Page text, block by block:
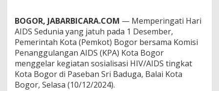
t
m
e
n
T
a
n
g
BOGOR, JABARBICARA.COM — Memperingati Hari
AIDS Sedunia yang jatuh pada 1 Desember,
Pemerintah Kota (Pemkot) Bogor bersama Komisi
Penanggulangan AIDS (KPA) Kota Bogor
menggelar kegiatan sosialisasi HIV/AIDS tingkat
Kota Bogor di Paseban Sri Baduga, Balai Kota
Bogor, Selasa (10/12/2024).